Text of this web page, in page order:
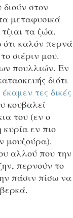
στον
μεταφυσικά
τα ζώα.
καλόν περνά
σιέριν μου.
πουλλιών. Εν
διότι
τες δικές
κουβαλεί
του (εν ο
εν πιο
μουζούρα).
αλλού που την
περνούν το
πάσιν πίσω να